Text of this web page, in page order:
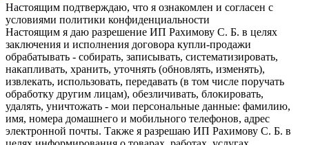
Настоящим подтверждаю, что я ознакомлен и согласен с
условиями политики конфиденциальности
Настоящим я даю разрешение ИП Рахимову С. Б. в целях
заключения и исполнения договора купли-продажи
обрабатывать - собирать, записывать, систематизировать,
накапливать, хранить, уточнять (обновлять, изменять),
извлекать, использовать, передавать (в том числе поручать
обработку другим лицам), обезличивать, блокировать,
удалять, уничтожать - мои персональные данные: фамилию,
имя, номера домашнего и мобильного телефонов, адрес
электронной почты. Также я разрешаю ИП Рахимову С. Б. в